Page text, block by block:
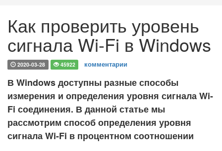
Как проверить уровень
сигнала Wi-Fi в Windows
2020-03-28 45922 комментарии
В Windows доступны разные способы
измерения и определения уровня сигнала Wi-
Fi соединения. В данной статье мы
рассмотрим способ определения уровня
сигнала Wi-Fi в процентном соотношении